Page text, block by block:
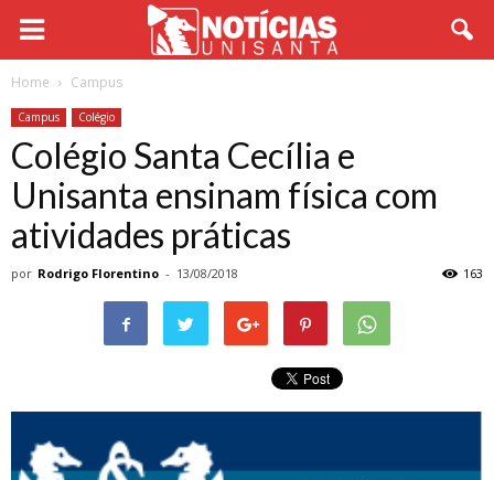
Home Campus
Campus Colégio
Colégio Santa Cecília e
Unisanta ensinam física com
atividades práticas
por Rodrigo Florentino - 13/08/2018 163